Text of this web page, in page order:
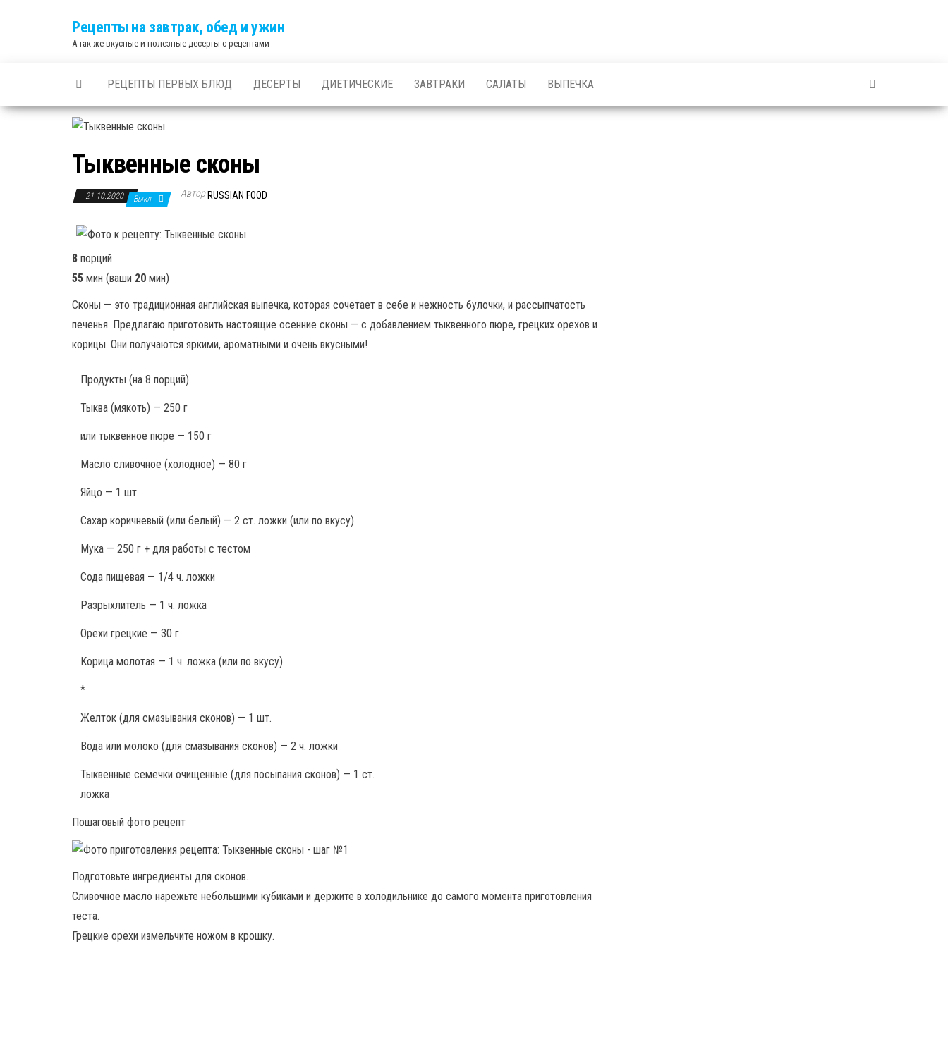
Рецепты на завтрак, обед и ужин
А так же вкусные и полезные десерты с рецептами
РЕЦЕПТЫ ПЕРВЫХ БЛЮД ДЕСЕРТЫ ДИЕТИЧЕСКИЕ ЗАВТРАКИ САЛАТЫ ВЫПЕЧКА
Тыквенные сконы
21.10.2020 Выкл. Автор RUSSIAN FOOD
8 порций
55 мин (ваши 20 мин)
Сконы — это традиционная английская выпечка, которая сочетает в себе и нежность булочки, и рассыпчатость
печенья. Предлагаю приготовить настоящие осенние сконы — с добавлением тыквенного пюре, грецких орехов и
корицы. Они получаются яркими, ароматными и очень вкусными!
Продукты (на 8 порций)
Тыква (мякоть) — 250 г
или тыквенное пюре — 150 г
Масло сливочное (холодное) — 80 г
Яйцо — 1 шт.
Сахар коричневый (или белый) — 2 ст. ложки (или по вкусу)
Мука — 250 г + для работы с тестом
Сода пищевая — 1/4 ч. ложки
Разрыхлитель — 1 ч. ложка
Орехи грецкие — 30 г
Корица молотая — 1 ч. ложка (или по вкусу)
*
Желток (для смазывания сконов) — 1 шт.
Вода или молоко (для смазывания сконов) — 2 ч. ложки
Тыквенные семечки очищенные (для посыпания сконов) — 1 ст.
ложка
Пошаговый фото рецепт
Подготовьте ингредиенты для сконов.
Сливочное масло нарежьте небольшими кубиками и держите в холодильнике до самого момента приготовления
теста.
Грецкие орехи измельчите ножом в крошку.